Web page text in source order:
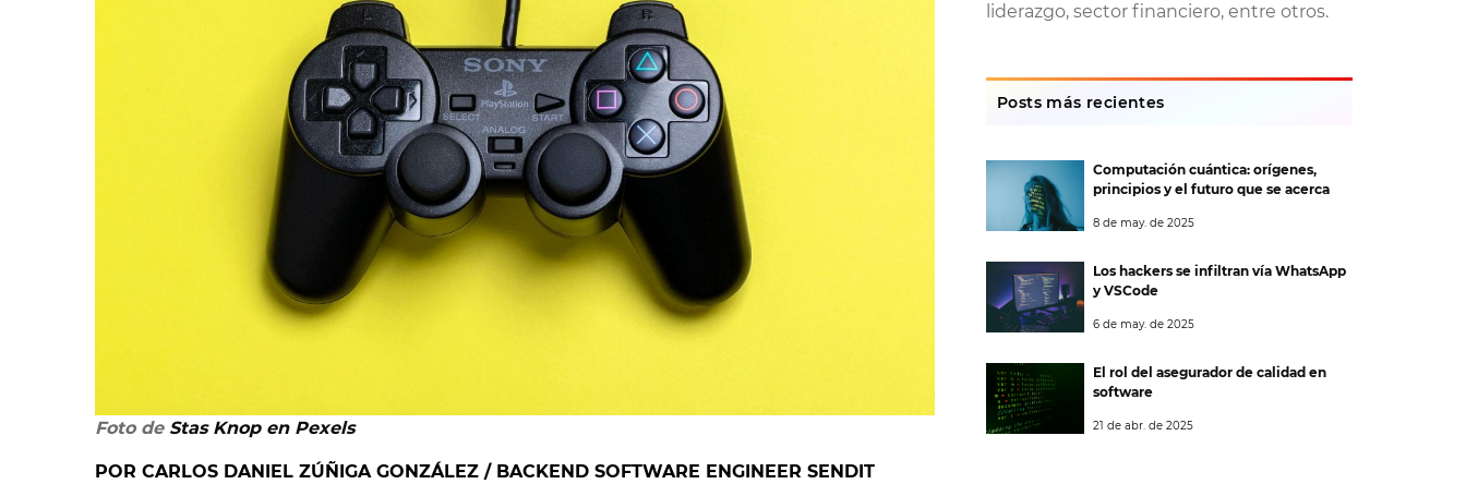
Foto de Stas Knop en Pexels
POR CARLOS DANIEL ZÚÑIGA GONZÁLEZ / BACKEND SOFTWARE ENGINEER SENDIT
liderazgo, sector financiero, entre otros.
Posts más recientes
Computación cuántica: orígenes,
principios y el futuro que se acerca
8 de may. de 2025
Los hackers se infiltran vía WhatsApp
y VSCode
6 de may. de 2025
El rol del asegurador de calidad en
software
21 de abr. de 2025